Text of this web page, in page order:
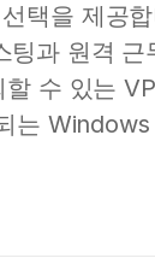
택을 제공
팅과 원격
할 수 있는
는